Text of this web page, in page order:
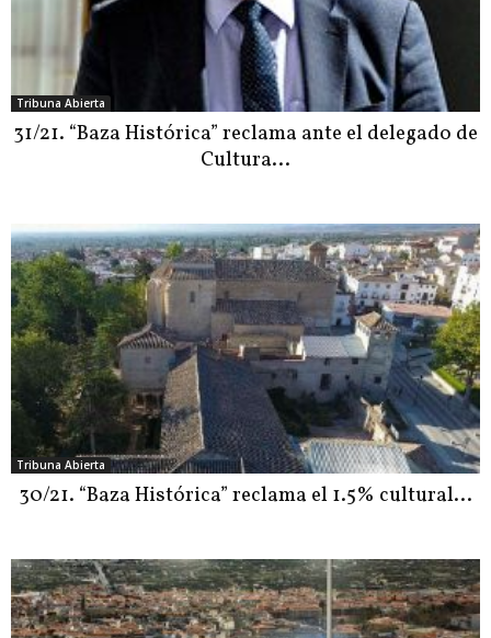
Tribuna Abierta
31/21. “Baza Histórica” reclama ante el delegado de
Cultura…
Tribuna Abierta
30/21. “Baza Histórica” reclama el 1.5% cultural…